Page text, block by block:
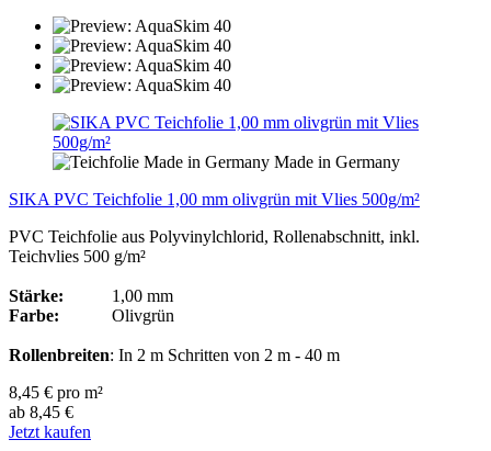
Made in Germany
SIKA PVC Teichfolie 1,00 mm olivgrün mit Vlies 500g/m²
PVC Teichfolie aus Polyvinylchlorid, Rollenabschnitt, inkl.
Teichvlies 500 g/m²
Stärke: 1,00 mm
Farbe: Olivgrün
Rollenbreiten: In 2 m Schritten von 2 m - 40 m
8,45 € pro m²
ab 8,45 €
Jetzt kaufen